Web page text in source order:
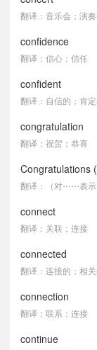
翻译：音乐会；演
confidence
翻译：信心；信任
confident
翻译：自信的；肯
congratulation
翻译：祝贺；恭喜
Congratulations
翻译：（对⋯⋯表示
connect
翻译：关联；连接
connected
翻译：连接的；相
connection
翻译：联系；连接
continue